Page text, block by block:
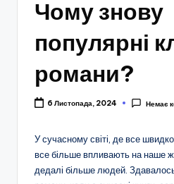
Чому знову
популярні
романи?
6 Листопада, 2024 Немає
У сучасному світі, де все
все більше впливають на наше
дедалі більше людей.